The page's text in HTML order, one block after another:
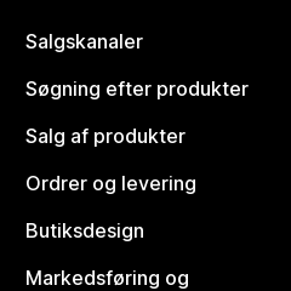
Salgskanaler
Søgning efter produkter
Salg af produkter
Ordrer og levering
Butiksdesign
Markedsføring og